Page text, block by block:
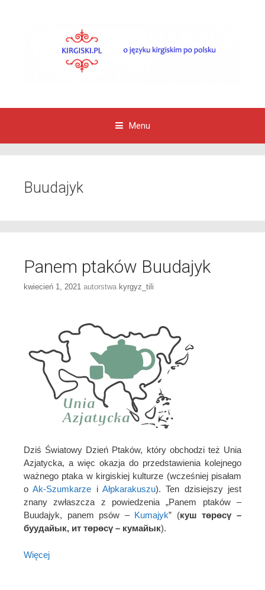
Menu
Buudajyk
Panem ptaków Buudajyk
kwiecień 1, 2021 autorstwa kyrgyz_tili
Dziś Światowy Dzień Ptaków, który obchodzi też Unia
Azjatycka, a więc okazja do przedstawienia kolejnego
ważnego ptaka w kirgiskiej kulturze (wcześniej pisałam
oAk-Szumkarze iAłpkarakuszu). Ten dzisiejszy jest
znany zwłaszcza z powiedzenia „Panem ptaków –
Buudajyk, panem psów – Kumajyk” (куш төрөсү –
буудайык, ит төрөсү – кумайык).
Więcej